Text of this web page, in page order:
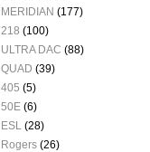
MERIDIAN (177)
218 (100)
ULTRA DAC (88)
QUAD (39)
405 (5)
50E (6)
ESL (28)
Rogers (26)